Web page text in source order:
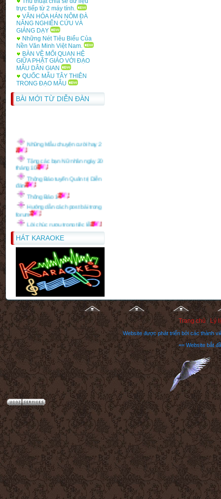
trực tiếp từ 2 máy tính.
VĂN HÓA HÁN NÔM ĐÀ
NẴNG NGHIÊN CỨU VÀ
GIẢNG DẠY
Những Nét Tiêu Biểu Của
Nền Văn Minh Việt Nam.
BÀN VỀ MỐI QUAN HỆ
GIỮA PHẬT GIÁO VỚI ĐẠO
MẪU DÂN GIAN
QUỐC MẪU TÂY THIÊN
TRONG ĐẠO MẪU
BÀI MỚI TỪ DIỄN ĐÀN
Tặng các bạn Nữ nhân ngày 20
tháng 10
Thông Báo tuyển Quản trị Diễn
đàn
Thông Báo 1
Hướng dẫn cách post bài trong
forum
Lời chúc rượu trong tiệc lễ
"
HÁT KARAOKE
Trang chủ|Lý
Website được phát triển bởi các thành
== Website bắt